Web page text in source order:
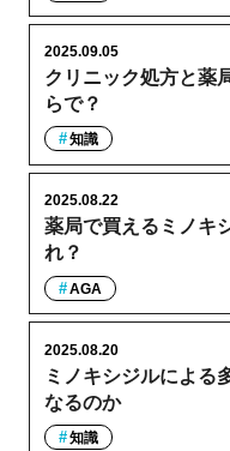
クリニック処方と薬
らで？
2025.09.05
知識
薬局で買えるミノキ
れ？
2025.08.22
AGA
ミノキシジルによる
なるのか
2025.08.20
知識